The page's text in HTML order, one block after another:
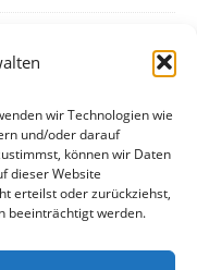
wir Technologien wie
und/oder darauf
können wir Daten
dieser Website
erteilst oder zurückziehst,
beeinträchtigt werden.